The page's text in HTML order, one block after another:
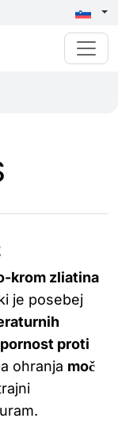
krom zliatina
je posebej
proti
ohranja moč